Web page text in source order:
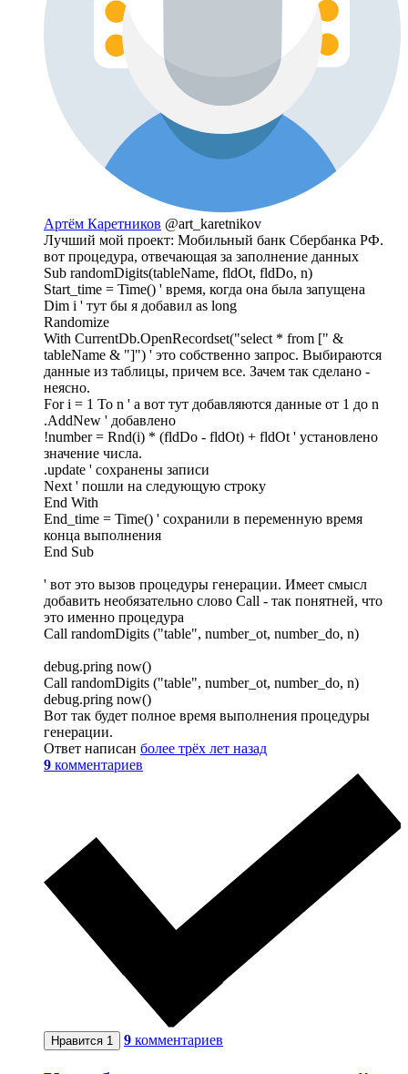
Артём Каретников @art_karetnikov
Лучший мой проект: Мобильный банк Сбербанка РФ.
вот процедура, отвечающая за заполнение данных
Sub randomDigits(tableName, fldOt, fldDo, n)
Start_time = Time() ' время, когда она была запущена
Dim i ' тут бы я добавил as long
Randomize
With CurrentDb.OpenRecordset("select * from [" &
tableName & "]") ' это собственно запрос. Выбираются
данные из таблицы, причем все. Зачем так сделано -
неясно.
For i = 1 To n ' а вот тут добавляются данные от 1 до n
.AddNew ' добавлено
!number = Rnd(i) * (fldDo - fldOt) + fldOt ' установлено
значение числа.
.update ' сохранены записи
Next ' пошли на следующую строку
End With
End_time = Time() ' сохранили в переменную время
конца выполнения
End Sub
' вот это вызов процедуры генерации. Имеет смысл
добавить необязательно слово Call - так понятней, что
это именно процедура
Call randomDigits ("table", number_ot, number_do, n)
debug.pring now()
Call randomDigits ("table", number_ot, number_do, n)
debug.pring now()
Вот так будет полное время выполнения процедуры
генерации.
Ответ написан более трёх лет назад
9 комментариев
Нравится 1 9 комментариев